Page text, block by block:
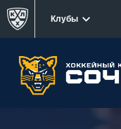
Клубы